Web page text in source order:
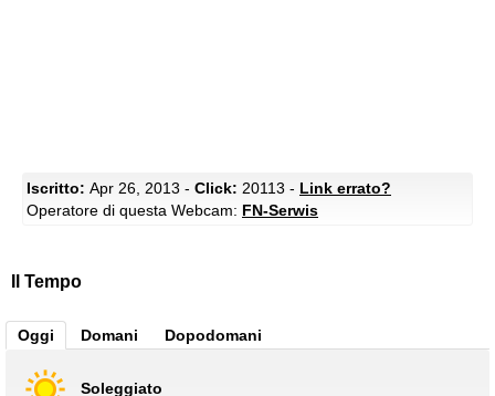
Iscritto: Apr 26, 2013 - Click: 20113 - Link errato?
Operatore di questa Webcam: FN-Serwis
Il Tempo
Oggi Domani Dopodomani
Soleggiato